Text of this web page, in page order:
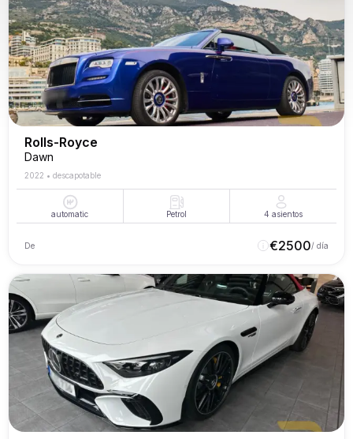
Rolls-Royce
Dawn
2022 • descapotable
automatic Petrol 4 asientos
De €2500/ día